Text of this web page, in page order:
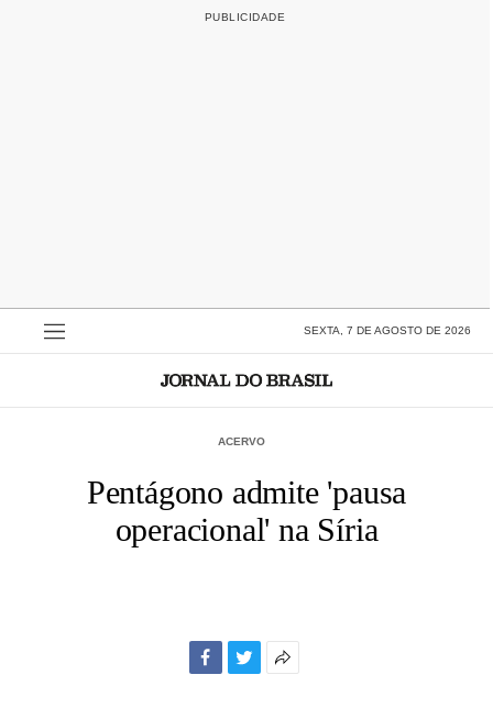
SEXTA, 7 DE AGOSTO DE 2026
ACERVO
Pentágono admite 'pausa
operacional' na Síria